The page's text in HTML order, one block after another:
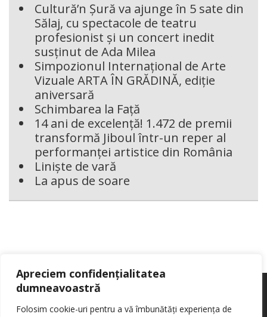
Apreciem confidențialitatea
dumneavoastră
Folosim cookie-uri pentru a vă îmbunătăți experiența de
Cultură’n Șură va ajunge în 5 sate din
Sălaj, cu spectacole de teatru
profesionist și un concert inedit
susținut de Ada Milea
Simpozionul Internațional de Arte
Vizuale ARTA ÎN GRĂDINĂ, ediție
aniversară
Schimbarea la Față
14 ani de excelență! 1.472 de premii
transformă Jiboul într-un reper al
performanței artistice din România
Liniște de vară
La apus de soare